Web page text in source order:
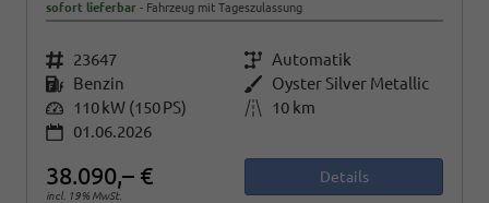
sofort lieferbar Fahrzeug mit Tageszulassung
Fahrzeugnr. 23647 Getriebe Automatik
Kraftstoff Benzin Außenfarbe Oyster Silver Metallic
Leistung 110 kW (150 PS) Kilometerstand
10 km
01.06.2026
38.090,– €
incl. 19% MwSt.
Details